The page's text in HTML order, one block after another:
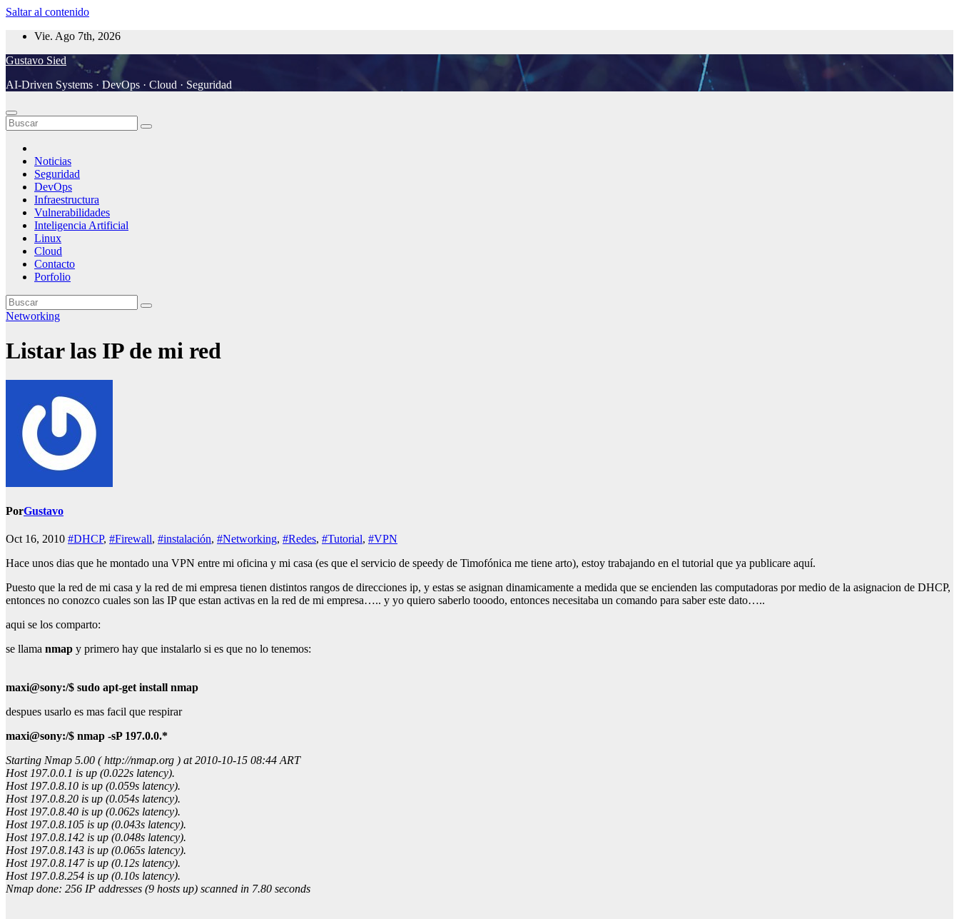
Saltar al contenido
Vie. Ago 7th, 2026
Gustavo Sied
AI-Driven Systems · DevOps · Cloud · Seguridad
Noticias
Seguridad
DevOps
Infraestructura
Vulnerabilidades
Inteligencia Artificial
Linux
Cloud
Contacto
Porfolio
Networking
Listar las IP de mi red
PorGustavo
Oct 16, 2010 #DHCP, #Firewall, #instalación, #Networking, #Redes, #Tutorial, #VPN
Hace unos dias que he montado una VPN entre mi oficina y mi casa (es que el servicio de speedy de Timofónica me tiene arto), estoy trabajando en el tutorial que ya publicare aquí.
Puesto que la red de mi casa y la red de mi empresa tienen distintos rangos de direcciones ip, y estas se asignan dinamicamente a medida que se encienden las computadoras por medio de la asignacion de DHCP,
entonces no conozco cuales son las IP que estan activas en la red de mi empresa….. y yo quiero saberlo tooodo, entonces necesitaba un comando para saber este dato…..
aqui se los comparto:
se llama nmap y primero hay que instalarlo si es que no lo tenemos:
maxi@sony:/$ sudo apt-get install nmap
despues usarlo es mas facil que respirar
maxi@sony:/$ nmap -sP 197.0.0.*
Starting Nmap 5.00 ( http://nmap.org ) at 2010-10-15 08:44 ART
Host 197.0.0.1 is up (0.022s latency).
Host 197.0.8.10 is up (0.059s latency).
Host 197.0.8.20 is up (0.054s latency).
Host 197.0.8.40 is up (0.062s latency).
Host 197.0.8.105 is up (0.043s latency).
Host 197.0.8.142 is up (0.048s latency).
Host 197.0.8.143 is up (0.065s latency).
Host 197.0.8.147 is up (0.12s latency).
Host 197.0.8.254 is up (0.10s latency).
Nmap done: 256 IP addresses (9 hosts up) scanned in 7.80 seconds